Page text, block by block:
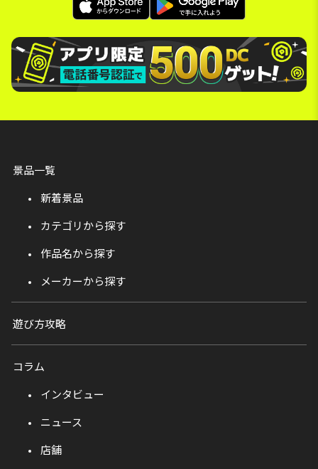
景品一覧
新着景品
カテゴリから探す
作品名から探す
メーカーから探す
遊び方攻略
コラム
インタビュー
ニュース
店舗